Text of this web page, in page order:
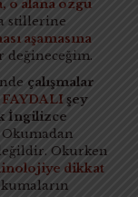
o alana özgü
stillerine
aşamasına
çalışmalar
FAYDALIşey
İngilizce
Okumadan
Okurken
dikkat